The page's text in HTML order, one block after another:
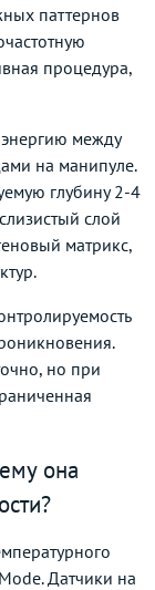
паттернов
процедура,
между
на манипуле.
глубину 2-4
слой
матрикс,
но при
она
Датчики на